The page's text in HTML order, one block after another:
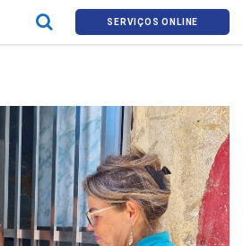
SERVIÇOS ONLINE